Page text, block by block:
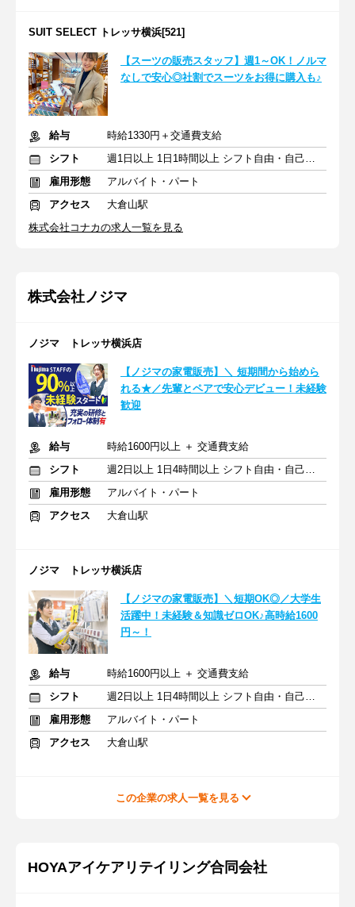
SUIT SELECT トレッサ横浜[521]
【スーツの販売スタッフ】週1～OK！ノルマ
なしで安心◎社割でスーツをお得に購入も♪
給与
時給1330円＋交通費支給
シフト
週1日以上 1日1時間以上 シフト自由・自己申告
雇用形態
アルバイト・パート
アクセス
大倉山駅
株式会社コナカの求人一覧を見る
株式会社ノジマ
ノジマ トレッサ横浜店
【ノジマの家電販売】＼ 短期間から始めら
れる★／先輩とペアで安心デビュー！未経験
歓迎
給与
時給1600円以上 ＋ 交通費支給
シフト
週2日以上 1日4時間以上 シフト自由・自己申告
雇用形態
アルバイト・パート
アクセス
大倉山駅
ノジマ トレッサ横浜店
【ノジマの家電販売】＼短期OK◎／大学生
活躍中！未経験＆知識ゼロOK♪高時給1600
円～！
給与
時給1600円以上 ＋ 交通費支給
シフト
週2日以上 1日4時間以上 シフト自由・自己申告
雇用形態
アルバイト・パート
アクセス
大倉山駅
この企業の求人一覧を見る
HOYAアイケアリテイリング合同会社